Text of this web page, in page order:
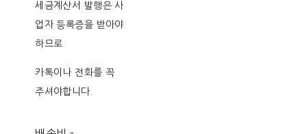
세금계산서 발행은 사
업자 등록증을 받아야
하므로
카톡이나 전화를 꼭
주셔야합니다.